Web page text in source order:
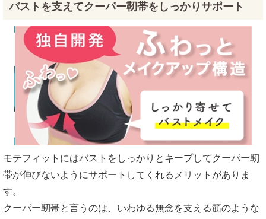
バストを支えてクーパー靭帯をしっかりサポート
モテフィットにはバストをしっかりとキープしてクーパー靭
帯が伸びないようにサポートしてくれるメリットがありま
す。
クーパー靭帯と言うのは、いわゆる無念を支える筋のような